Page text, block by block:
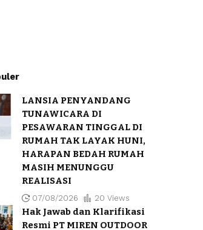
LANSIA PENYANDANG
TUNAWICARA DI
PESAWARAN TINGGAL DI
RUMAH TAK LAYAK HUNI,
HARAPAN BEDAH RUMAH
MASIH MENUNGGU
REALISASI
07/08/2026 20 Views
Hak Jawab dan Klarifikasi
Resmi PT MIREN OUTDOOR